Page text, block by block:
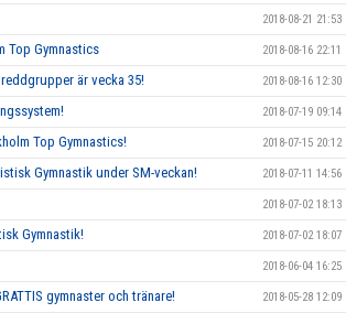
2018-08-21 21:53
Top Gymnastics 2018-08-16 22:11
är vecka 35! 2018-08-16 12:30
2018-07-19 09:14
Top Gymnastics! 2018-07-15 20:12
Gymnastik under SM-veckan! 2018-07-11 14:56
2018-07-02 18:13
Gymnastik! 2018-07-02 18:07
2018-06-04 16:25
gymnaster och tränare! 2018-05-28 12:09